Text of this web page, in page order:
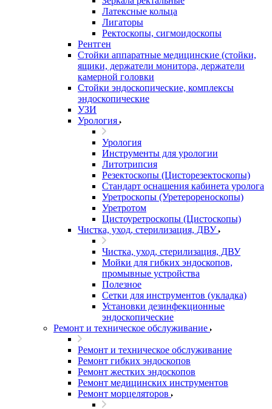
Латексные кольца
Лигаторы
Ректоскопы, сигмоидоскопы
Рентген
Стойки аппаратные медицинские (стойки,
ящики, держатели монитора, держатели
камерной головки
Стойки эндоскопические, комплексы
эндоскопические
УЗИ
Урология
Урология
Инструменты для урологии
Литотрипсия
Резектоскопы (Цисторезектоскопы)
Стандарт оснащения кабинета уролога
Уретроскопы (Уретерореноскопы)
Уретротом
Цистоуретроскопы (Цистоскопы)
Чистка, уход, стерилизация, ДВУ
Чистка, уход, стерилизация, ДВУ
Мойки для гибких эндоскопов,
промывные устройства
Полезное
Сетки для инструментов (укладка)
Установки дезинфекционные
эндоскопические
Ремонт и техническое обслуживание
Ремонт и техническое обслуживание
Ремонт гибких эндоскопов
Ремонт жестких эндоскопов
Ремонт медицинских инструментов
Ремонт морцеляторов